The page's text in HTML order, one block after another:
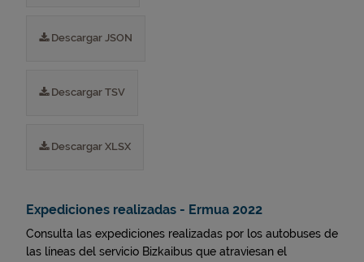
Descargar JSON
Descargar TSV
Descargar XLSX
Expediciones realizadas - Ermua 2022
Consulta las expediciones realizadas por los autobuses de
las líneas del servicio Bizkaibus que atraviesan el